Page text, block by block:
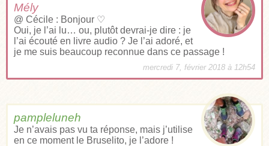
Mély
@ Cécile : Bonjour ♡
Oui, je l’ai lu… ou, plutôt devrai-je dire : je
l’ai écouté en livre audio ? Je l’ai adoré, et
je me suis beaucoup reconnue dans ce passage !
mercredi 7, février 2018 à 12h54
pampleluneh
Je n’avais pas vu ta réponse, mais j’utilise
en ce moment le Bruselito, je l’adore !